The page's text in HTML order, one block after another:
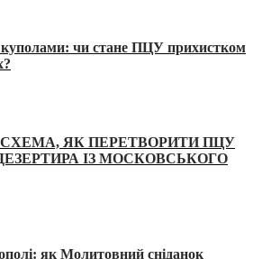
куполами: чи стане ПЦУ прихистком
ЯК ПЕРЕТВОРИТИ ПЦУ
ІЗ МОСКОВСЬКОГО
як Молитовний сніданок